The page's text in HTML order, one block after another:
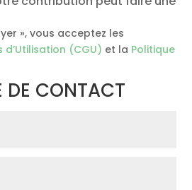
», vous acceptez les
(CGU) et la Politique
DE CONTACT